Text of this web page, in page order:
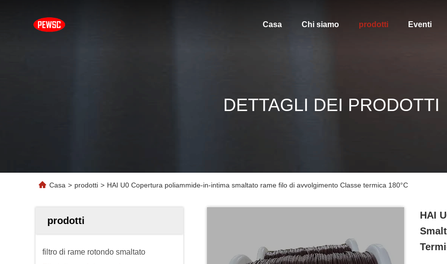
Casa Chi siamo prodotti Eventi
DETTAGLI DEI PRODOTTI
Casa > prodotti > HAI U0 Copertura poliammide-in-intima smaltato rame filo di avvolgimento Classe termica 180°C
prodotti
filtro di rame rotondo smaltato
HAI